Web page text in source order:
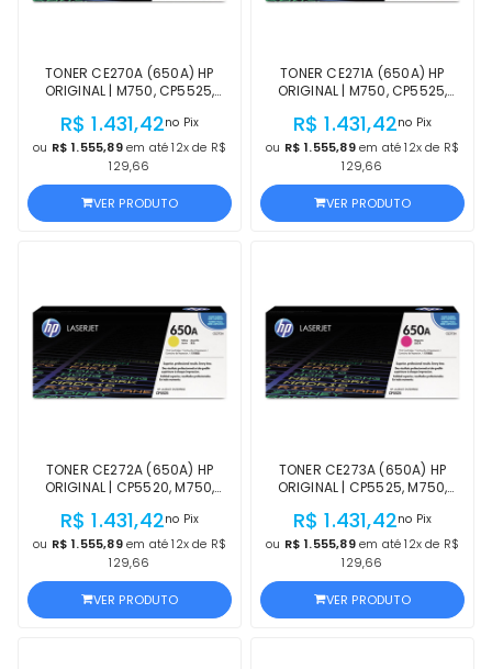
TONER CE270A (650A) HP
ORIGINAL | M750, CP5525,
M750DN, CP5525N, CP5525DN,
CP5520 PRETO | PRODUTO
OFICIAL HP C/ NF
R$ 1.431,42no Pix
ou R$ 1.555,89em até 12x de R$
129,66
VER PRODUTO
TONER CE271A (650A) HP
ORIGINAL | M750, CP5525,
M750DN, CP5525N, CP5525DN,
CP5520 CIANO | PRODUTO
OFICIAL HP C/ NF
R$ 1.431,42no Pix
ou R$ 1.555,89em até 12x de R$
129,66
VER PRODUTO
TONER CE272A (650A) HP
ORIGINAL | CP5520, M750,
M750N, M750DN, CP5525N,
CP5525DN AMARELO |
PRODUTO OFICIAL HP C/
GARANTIA
R$ 1.431,42no Pix
ou R$ 1.555,89em até 12x de R$
129,66
VER PRODUTO
TONER CE273A (650A) HP
ORIGINAL | CP5525, M750,
M750N, M750DN, CP5525N,
CP5525DN MAGENTA |
PRODUTO OFICIAL HP C/
GARANTIA
R$ 1.431,42no Pix
ou R$ 1.555,89em até 12x de R$
129,66
VER PRODUTO